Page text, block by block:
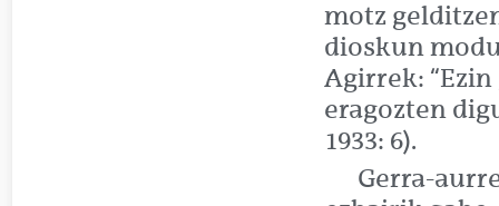
motz
dioskun
Agirrek:
eragozten
1933: 6).
Gerra-